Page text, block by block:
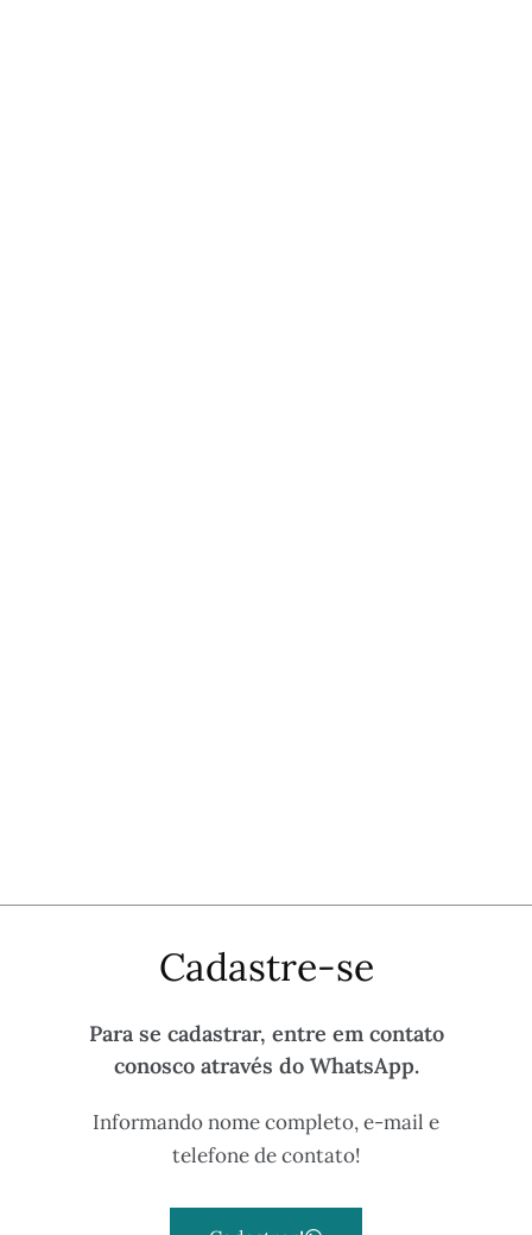
Cadastre-se
Para se cadastrar, entre em contato
conosco através do WhatsApp.
Informando nome completo, e-mail e
telefone de contato!